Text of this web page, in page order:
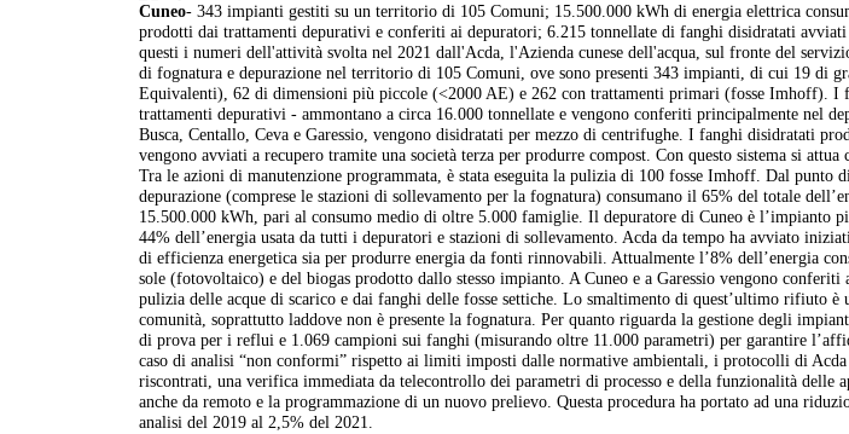
Cuneo- 343 impianti gestiti su un territorio di 105 Comuni; 15.500.000 kWh di energia elettrica
prodotti dai trattamenti depurativi e conferiti ai depuratori; 6.215 tonnellate di fanghi disidratati
questi i numeri dell'attività svolta nel 2021 dall'Acda, l'Azienda cunese dell'acqua, sul fronte del
di fognatura e depurazione nel territorio di 105 Comuni, ove sono presenti 343 impianti, di cui 19 di
Equivalenti), 62 di dimensioni più piccole (<2000 AE) e 262 con trattamenti primari (fosse Imhoff).
trattamenti depurativi - ammontano a circa 16.000 tonnellate e vengono conferiti principalmente nel
Busca, Centallo, Ceva e Garessio, vengono disidratati per mezzo di centrifughe. I fanghi disidratati
vengono avviati a recupero tramite una società terza per produrre compost. Con questo sistema si attua
Tra le azioni di manutenzione programmata, è stata eseguita la pulizia di 100 fosse Imhoff. Dal punto
depurazione (comprese le stazioni di sollevamento per la fognatura) consumano il 65% del totale
15.500.000 kWh, pari al consumo medio di oltre 5.000 famiglie. Il depuratore di Cuneo è l’impianto
44% dell’energia usata da tutti i depuratori e stazioni di sollevamento. Acda da tempo ha avviato
di efficienza energetica sia per produrre energia da fonti rinnovabili. Attualmente l’8% dell’energia
sole (fotovoltaico) e del biogas prodotto dallo stesso impianto. A Cuneo e a Garessio vengono
pulizia delle acque di scarico e dai fanghi delle fosse settiche. Lo smaltimento di quest’ultimo rifiuto
comunità, soprattutto laddove non è presente la fognatura. Per quanto riguarda la gestione degli
di prova per i reflui e 1.069 campioni sui fanghi (misurando oltre 11.000 parametri) per garantire
caso di analisi “non conformi” rispetto ai limiti imposti dalle normative ambientali, i protocolli di
riscontrati, una verifica immediata da telecontrollo dei parametri di processo e della funzionalità delle
anche da remoto e la programmazione di un nuovo prelievo. Questa procedura ha portato ad una
analisi del 2019 al 2,5% del 2021.